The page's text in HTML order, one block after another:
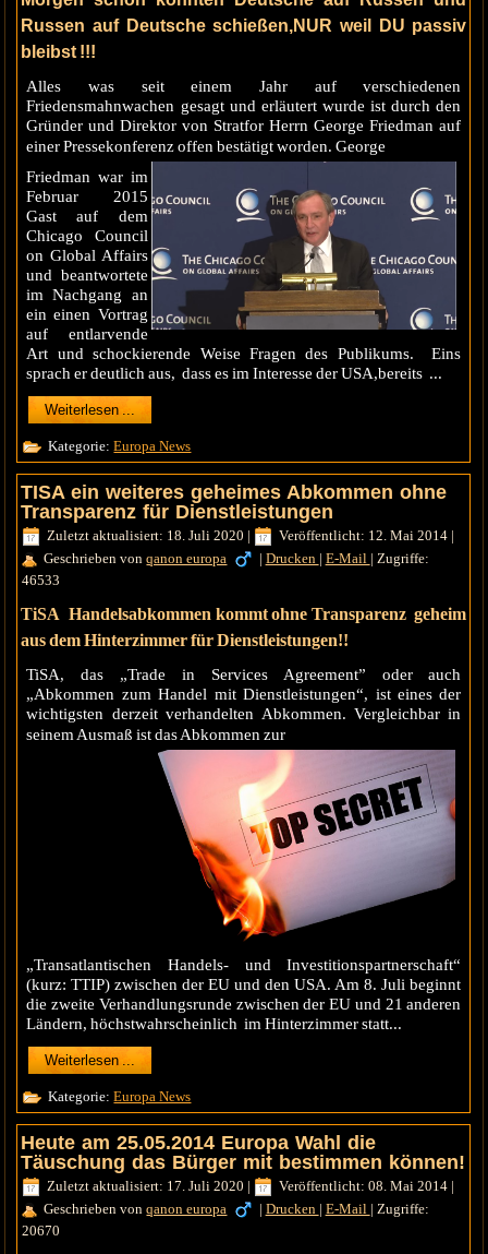
Russen auf Deutsche schießen,NUR weil DU passiv
bleibst !!!
Alles was seit einem Jahr auf verschiedenen
Friedensmahnwachen gesagt und erläutert wurde ist durch den
Gründer und Direktor von Stratfor Herrn George Friedman auf
einer Pressekonferenz offen bestätigt worden. George
Friedman war im
Februar 2015
Gast auf dem
Chicago Council
on Global Affairs
und beantwortete
im Nachgang an
ein einen Vortrag
auf entlarvende
Art und schockierende Weise Fragen des Publikums. Eins
sprach er deutlich aus, dass es im Interesse der USA,bereits ...
Weiterlesen ...
Kategorie:Europa News
TISA ein weiteres geheimes Abkommen ohne
Transparenz für Dienstleistungen
Zuletzt aktualisiert: 18. Juli 2020 | Veröffentlicht: 12. Mai 2014 |
Geschrieben vonqanon europa | Drucken | E-Mail | Zugriffe:
46533
TiSA Handelsabkommen kommt ohne Transparenz geheim
aus dem Hinterzimmer für Dienstleistungen!!
TiSA, das „Trade in Services Agreement” oder auch
„Abkommen zum Handel mit Dienstleistungen“, ist eines der
wichtigsten derzeit verhandelten Abkommen. Vergleichbar in
seinem Ausmaß ist das Abkommen zur
„Transatlantischen Handels- und Investitionspartnerschaft“
(kurz: TTIP) zwischen der EU und den USA. Am 8. Juli beginnt
die zweite Verhandlungsrunde zwischen der EU und 21 anderen
Ländern, höchstwahrscheinlich im Hinterzimmer statt...
Weiterlesen ...
Kategorie:Europa News
Heute am 25.05.2014 Europa Wahl die
Täuschung das Bürger mit bestimmen können!
Zuletzt aktualisiert: 17. Juli 2020 | Veröffentlicht: 08. Mai 2014 |
Geschrieben vonqanon europa | Drucken | E-Mail | Zugriffe:
20670